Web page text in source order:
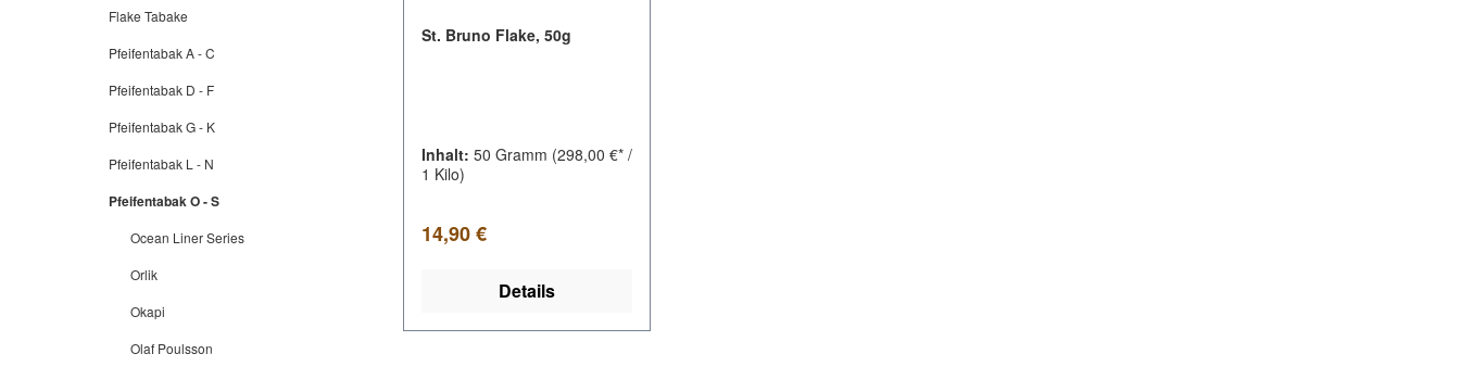
Flake Tabake
Pfeifentabak A - C
Pfeifentabak D - F
Pfeifentabak G - K
Pfeifentabak L - N
Pfeifentabak O - S
Ocean Liner Series
Orlik
Okapi
Olaf Poulsson
St. Bruno Flake, 50g
Inhalt: 50 Gramm (298,00 €* /
1 Kilo)
Regulärer Preis:
14,90 €
Details